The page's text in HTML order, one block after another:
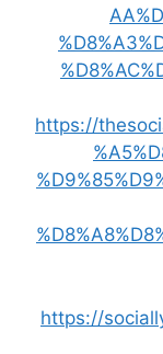
https://
https://